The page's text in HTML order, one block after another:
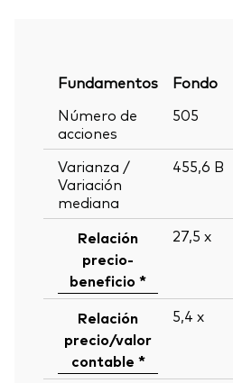
Fundamentos Fondo
Número de
acciones
505
Varianza /
Variación
mediana
455,6 B
Relación
precio-
beneficio *
27,5 x
Relación
precio/valor
contable *
5,4 x